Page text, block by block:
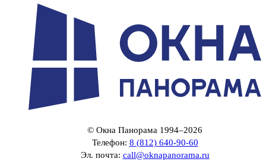
© Окна Панорама 1994–2026
Телефон: 8 (812) 640-90-60
Эл. почта: call@oknapanorama.ru